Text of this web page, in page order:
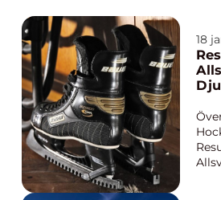
18